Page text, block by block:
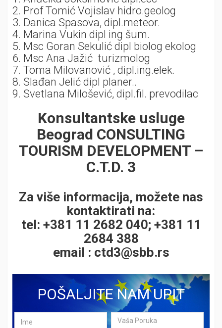
2. Prof Tomić Vojislav hidro.geolog
3. Danica Spasova, dipl.meteor.
4. Marina Vukin dipl ing šum.
5. Msc Goran Sekulić dipl biolog ekolog
6. Msc Ana Jažić turizmolog
7. Toma Milovanović , dipl.ing.elek.
8. Slađan Jelić dipl planer..
9. Svetlana Milošević, dipl.fil. prevodilac
Konsultantske usluge
Beograd CONSULTING
TOURISM DEVELOPMENT –
C.T.D. 3
Za više informacija, možete nas
kontaktirati na:
tel: +381 11 2682 040; +381 11
2684 388
email : ctd3@sbb.rs
POŠALJITE NAM UPIT